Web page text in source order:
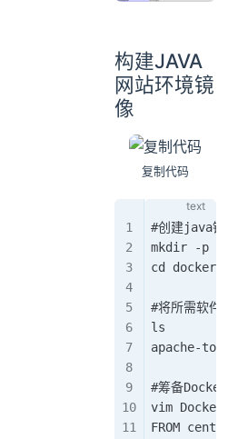
构建JAVA
网站环境镜
像
复制代码
#创建java镜
mkdir -p
cd
#将所需软件
ls
apache-
#筹备
vim
FROM